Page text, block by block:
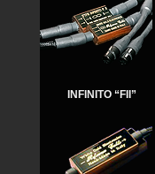
INFINITO “FII”